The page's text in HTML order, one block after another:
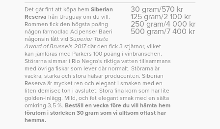
30 gram/570 kr
125 gram/2 100 kr
250 gram/4 000 kr
500 gram/7 400 kr
Det går fint att köpa hem Siberian
Reserva från Uruguay om du vill.
Rommen fick den högsta poäng
någon farmodlad Acipenser Baeri
någonsin fått vid Superior Taste
Award of Brussels 2017där den fick 3 stjärnor, vilket
kan jämföras med Parkers 100 poäng i vinbranschen.
Störarna simmar i Rio Negro's riktiga vatten tillsammans
med övriga fiskar som lever där normalt. Störarna är
vackra, starka och stora hälsar producenten. Siberian
Reserva är mycket ren och elegant i smaken med en
liten demisec ton i avslutet. Stora fina korn som har lite
golden-inlägg. Mild, och fet elegant smak med en sälta
omkring 3,5 %. Beställ en vecka före du vill hämta hem
förutom i storleken 30 gram som vi alltsom oftast har
hemma.